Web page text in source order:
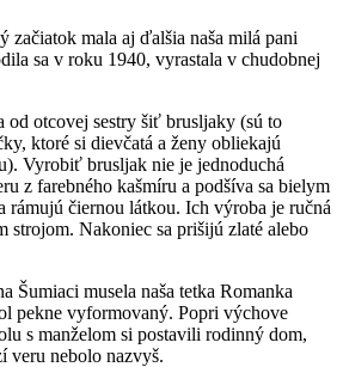
začiatok mala aj ďalšia naša milá pani
sa v roku 1940, vyrastala v chudobnej
od otcovej sestry šiť brusljaky (sú to
ktoré si dievčatá a ženy obliekajú
Vyrobiť brusljak nie je jednoduchá
z farebného kašmíru a podšíva sa bielym
rámujú čiernou látkou. Ich výroba je ručná
strojom. Nakoniec sa prišijú zlaté alebo
Šumiaci musela naša tetka Romanka
pekne vyformovaný. Popri výchove
s manželom si postavili rodinný dom,
veru nebolo nazvyš.